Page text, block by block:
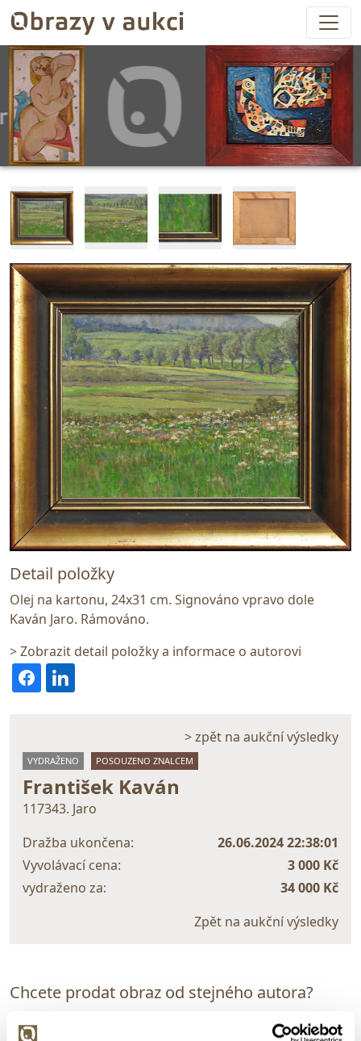
Detail položky
Olej na kartonu, 24x31 cm. Signováno vpravo dole
Kaván Jaro. Rámováno.
> Zobrazit detail položky a informace o autorovi
> zpět na aukční výsledky
VYDRAŽENO POSOUZENO ZNALCEM
František Kaván
117343. Jaro
Dražba ukončena:
26.06.2024 22:38:01
Vyvolávací cena:
3 000 Kč
vydraženo za:
34 000 Kč
Zpět na aukční výsledky
Chcete prodat obraz od stejného autora?